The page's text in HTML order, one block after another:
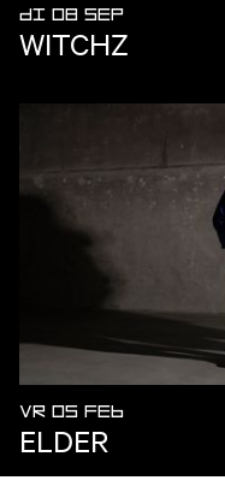
DI 08 SEP
WITCHZ
VR 05 FEB
ELDER